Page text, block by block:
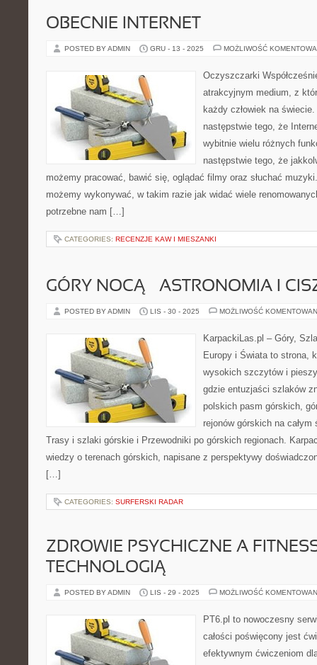
OBECNIE INTERNET
POSTED BY ADMIN GRU - 13 - 2025 MOŻLIWOŚĆ
Oczyszczarki
atrakcyjnym medium, z
każdy człowiek na
następstwie tego, że
wybitnie wielu różnych
następstwie tego, że
możemy pracować, bawić się, oglądać filmy oraz słuchać
możemy wykonywać, w takim razie jak widać wiele
potrzebne nam […]
CATEGORIES: RECENZJE KAW I MIESZANKI
GÓRY NOCĄ – ASTRONOMIA I
POSTED BY ADMIN LIS - 30 - 2025 MOŻLIWOŚĆ
KarpackiLas.pl – Góry,
Europy i Świata to strona,
wysokich szczytów i
gdzie entuzjaści szlaków
polskich pasm górskich,
rejonów górskich na
Trasy i szlaki górskie i Przewodniki po górskich regionach.
wiedzy o terenach górskich, napisane z perspektywy
[…]
CATEGORIES: SURFERSKI RADAR
ZDROWIE PSYCHICZNE A
TECHNOLOGIĄ
POSTED BY ADMIN LIS - 29 - 2025 MOŻLIWOŚĆ
PT6.pl to nowoczesny
całości poświęcony jest
efektywnym ćwiczeniom